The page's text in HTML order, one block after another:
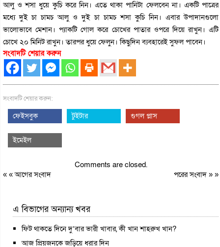
আলু ও শসা ধুয়ে কুচি করে নিন। এতে থাকা পানিটা ফেলবেন না। একটি পাত্রের
মধ্যে দুই চা চামচ আলু ও দুই চা চামচ শসা কুচি নিন। এবার উপাদানগুলো
ভালোভাবে মেশান। প্যাকটি গোল করে চোখের পাতার ওপরে দিয়ে রাখুন। এটি
চোখে ২০ মিনিট রাখুন। তারপর ধুয়ে ফেলুন। কিছুদিন ব্যবহারেই সুফল পাবেন।
সংবাদটি শেয়ার করুন
সংবাদটি শেয়ার করুন:
ফেইসবুক টুইটার গুগল প্লাস
ইমেইল
Comments are closed.
« «আগের সংবাদ পরের সংবাদ» »
এ বিভাগের অন্যান্য খবর
ফিট থাকতে দিনে দু’বার ভারী খাবার, কী খান শাহরুখ খান?
আজ প্রিয়জনকে জড়িয়ে ধরার দিন